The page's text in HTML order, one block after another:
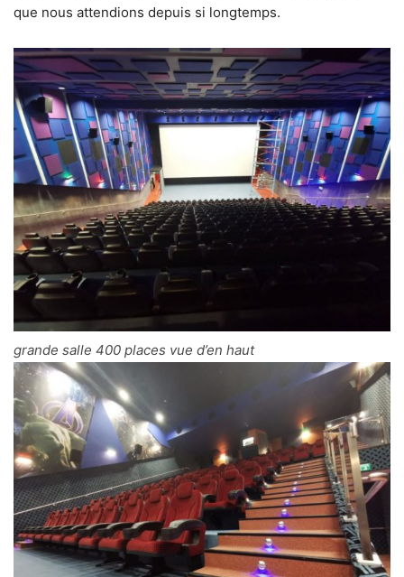
que nous attendions depuis si longtemps.
grande salle 400 places vue d’en haut